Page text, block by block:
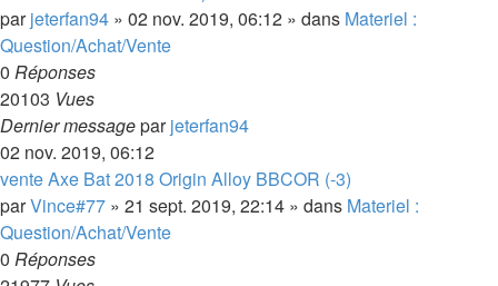
parjeterfan94 » 02 nov. 2019, 06:12 » dans Materiel :
Question/Achat/Vente
0 Réponses
20103 Vues
Dernier messageparjeterfan94
02 nov. 2019, 06:12
vente Axe Bat 2018 Origin Alloy BBCOR (-3)
parVince#77 » 21 sept. 2019, 22:14 » dans Materiel :
Question/Achat/Vente
0 Réponses